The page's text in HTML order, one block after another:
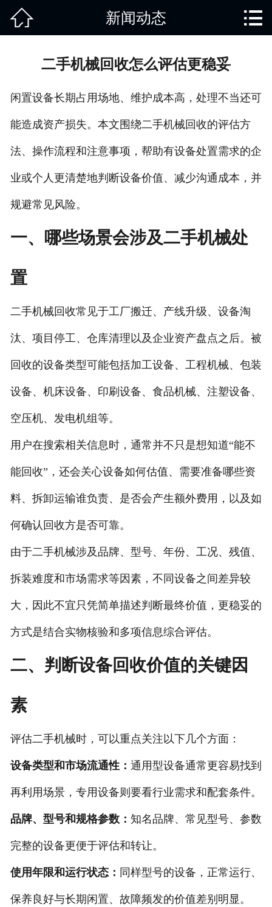
免责说明
 新闻动态 
二手机械回收怎么评估更稳妥
闲置设备长期占用场地、维护成本高，处理不当还可
能造成资产损失。本文围绕二手机械回收的评估方
法、操作流程和注意事项，帮助有设备处置需求的企
业或个人更清楚地判断设备价值、减少沟通成本，并
规避常见风险。
一、哪些场景会涉及二手机械处
置
二手机械回收常见于工厂搬迁、产线升级、设备淘
汰、项目停工、仓库清理以及企业资产盘点之后。被
回收的设备类型可能包括加工设备、工程机械、包装
设备、机床设备、印刷设备、食品机械、注塑设备、
空压机、发电机组等。
用户在搜索相关信息时，通常并不只是想知道“能不
能回收”，还会关心设备如何估值、需要准备哪些资
料、拆卸运输谁负责、是否会产生额外费用，以及如
何确认回收方是否可靠。
由于二手机械涉及品牌、型号、年份、工况、残值、
拆装难度和市场需求等因素，不同设备之间差异较
大，因此不宜只凭简单描述判断最终价值，更稳妥的
方式是结合实物核验和多项信息综合评估。
二、判断设备回收价值的关键因
素
评估二手机械时，可以重点关注以下几个方面：
设备类型和市场流通性： 通用型设备通常更容易找到
再利用场景，专用设备则要看行业需求和配套条件。
品牌、型号和规格参数： 知名品牌、常见型号、参数
完整的设备更便于评估和转让。
使用年限和运行状态： 同样型号的设备，正常运行、
保养良好与长期闲置、故障频发的价值差别明显。